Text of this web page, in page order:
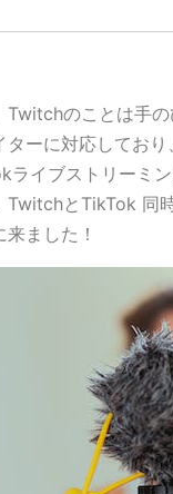
Twitchのことは手
ーに対応してお
イブストリーミ
TwitchとTikTok 同
ました！